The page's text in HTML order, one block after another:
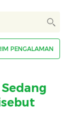
PENGALAMAN